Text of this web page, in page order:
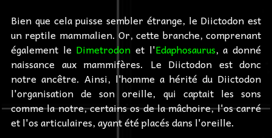
Bien que cela puisse sembler étrange, le Diictodon est
un reptile mammalien. Or, cette branche, comprenant
également le Dimetrodon et l'Edaphosaurus, a donné
naissance aux mammifères. Le Diictodon est donc
notre ancêtre. Ainsi, l'homme a hérité du Diictodon
l'organisation de son oreille, qui captait les sons
comme la notre, certains os de la mâchoire, l'os carré
et l'os articulaires, ayant été placés dans l'oreille.